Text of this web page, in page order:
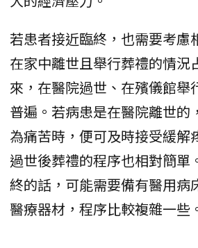
若患者接近臨終，也需要考慮
在家中離世且舉行葬禮的情況
來，在醫院過世、在殯儀館舉
普遍。若病患是在醫院離世的
為痛苦時，便可及時接受緩解
過世後葬禮的程序也相對簡單
終的話，可能需要備有醫用病
醫療器材，程序比較複雜一些